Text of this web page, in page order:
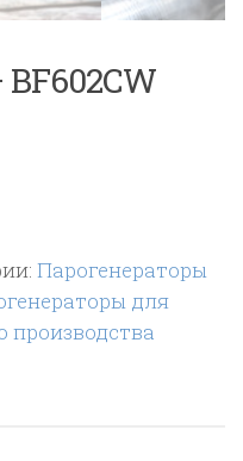
Парогенераторы
для